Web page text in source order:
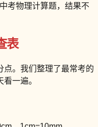
考物理计算题，结果不
表
点。我们整理了最常考的
一遍。